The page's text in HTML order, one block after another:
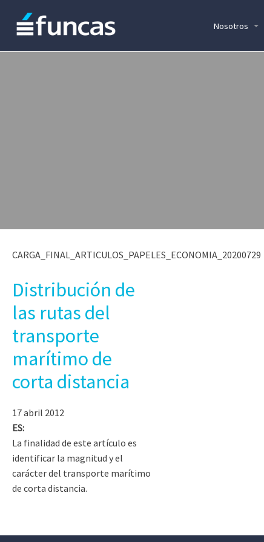
Nosotros
CARGA_FINAL_ARTICULOS_PAPELES_ECONOMIA_20200729
Distribución de
las rutas del
transporte
marítimo de
corta distancia
17 abril 2012
ES:
La finalidad de este artículo es
identificar la magnitud y el
carácter del transporte marítimo
de corta distancia.